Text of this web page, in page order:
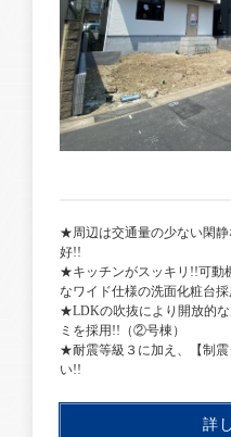
★周辺は交通量の少ない閑
好!!
★キッチンがスッキリ!!可動
なワイド仕様の洗面化粧台
★LDKの吹抜により開放的
ミを採用!!（②号棟）
★耐震等級３に加え、【制
い!!
詳